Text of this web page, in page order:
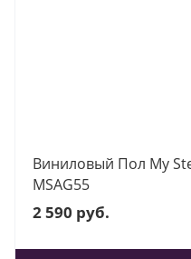
Виниловый Пол My
MSAG55
2 590 руб.